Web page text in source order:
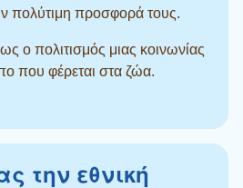
πολύτιμη προσφορά τους.
ο πολιτισμός μιας κοινωνίας
που φέρεται στα ζώα.
την εθνική